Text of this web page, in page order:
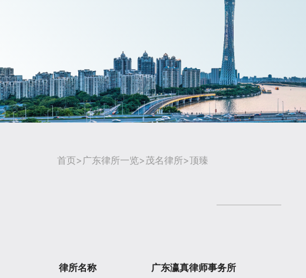
首页> 广东律所一览>茂名律所>顶臻
律所名称
广东瀛真律师事务所